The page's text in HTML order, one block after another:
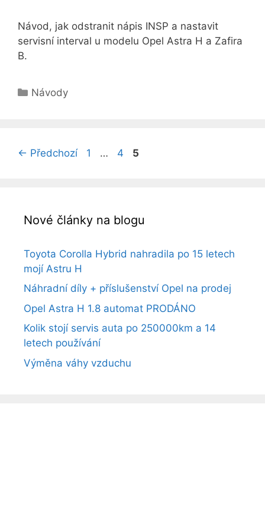
Návod, jak odstranit nápis INSP a nastavit
servisní interval u modelu Opel Astra H a Zafira
B.
Rubriky
Návody
← Předchozí Stránka
1 … Stránka
4 Stránka
5
Nové články na blogu
Toyota Corolla Hybrid nahradila po 15 letech
mojí Astru H
Náhradní díly + příslušenství Opel na prodej
Opel Astra H 1.8 automat PRODÁNO
Kolik stojí servis auta po 250000km a 14
letech používání
Výměna váhy vzduchu